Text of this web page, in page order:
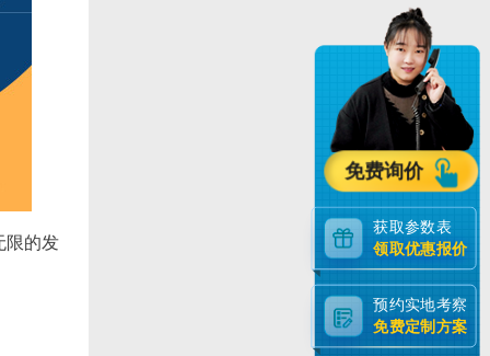
限的发
免费询价
获取参数表
领取优惠报价
预约实地考察
免费定制方案